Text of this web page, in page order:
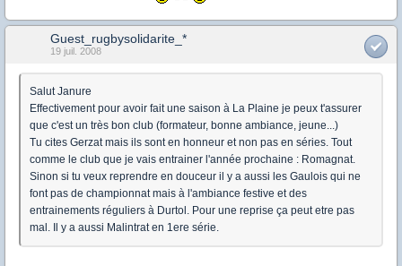
Guest_rugbysolidarite_*
19 juil. 2008
Salut Janure
Effectivement pour avoir fait une saison à La Plaine je peux t'assurer
que c'est un très bon club (formateur, bonne ambiance, jeune...)
Tu cites Gerzat mais ils sont en honneur et non pas en séries. Tout
comme le club que je vais entrainer l'année prochaine : Romagnat.
Sinon si tu veux reprendre en douceur il y a aussi les Gaulois qui ne
font pas de championnat mais à l'ambiance festive et des
entrainements réguliers à Durtol. Pour une reprise ça peut etre pas
mal. Il y a aussi Malintrat en 1ere série.